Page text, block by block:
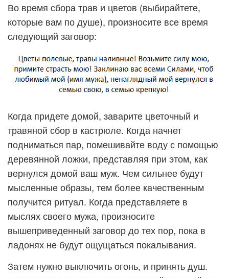
Во время сбора трав и цветов (выбирайтете,
которые вам по душе), произносите все время
следующий заговор:
Когда придете домой, заварите цветочный и
травяной сбор в кастрюле. Когда начнет
подниматься пар, помешивайте воду с помощью
деревянной ложки, представляя при этом, как
вернулся домой ваш муж. Чем сильнее будут
мысленные образы, тем более качественным
получится ритуал. Когда представляете в
мыслях своего мужа, произносите
вышеприведенный заговор до тех пор, пока в
ладонях не будут ощущаться покалывания.
Затем нужно выключить огонь, и принять душ.